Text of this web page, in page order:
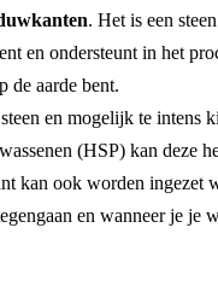
. Het is een
en ondersteunt in het
de aarde bent.
en mogelijk te intens
(HSP) kan deze
kan ook worden ingezet
en wanneer je je